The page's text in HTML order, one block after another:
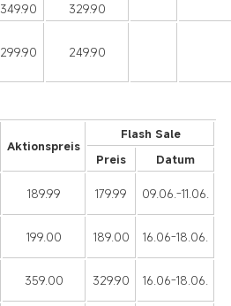
349.90
329.90
299.90 249.90
Aktionspreis
Flash Sale
Preis
Datum
189.99 179.99 09.06.-11.06.
199.00 189.00 16.06-18.06.
359.00 329.90 16.06-18.06.